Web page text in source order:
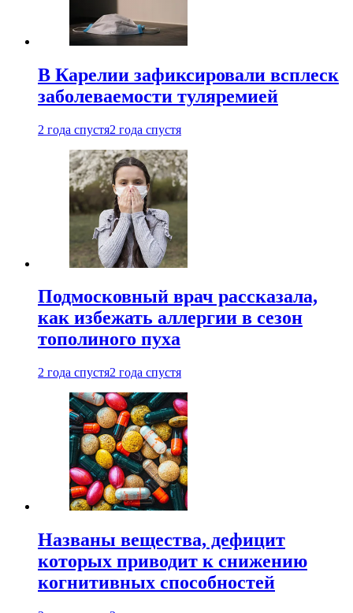
В Карелии зафиксировали всплеск
заболеваемости туляремией
2 года спустя2 года спустя
Подмосковный врач рассказала,
как избежать аллергии в сезон
тополиного пуха
2 года спустя2 года спустя
Названы вещества, дефицит
которых приводит к снижению
когнитивных способностей